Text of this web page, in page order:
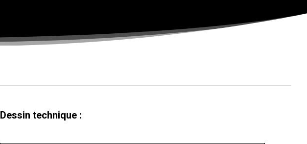
Dessin technique :